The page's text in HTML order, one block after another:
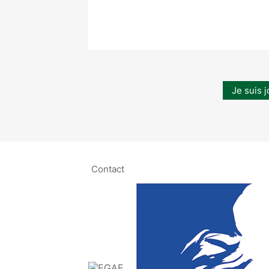
Je suis
Contact